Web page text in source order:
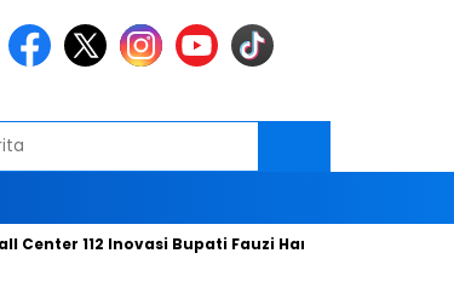
112 Inovasi Bupati Fauzi Hari ini